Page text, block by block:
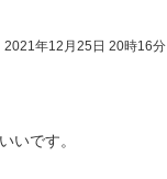
2021年12月25日 20時16分
いです。